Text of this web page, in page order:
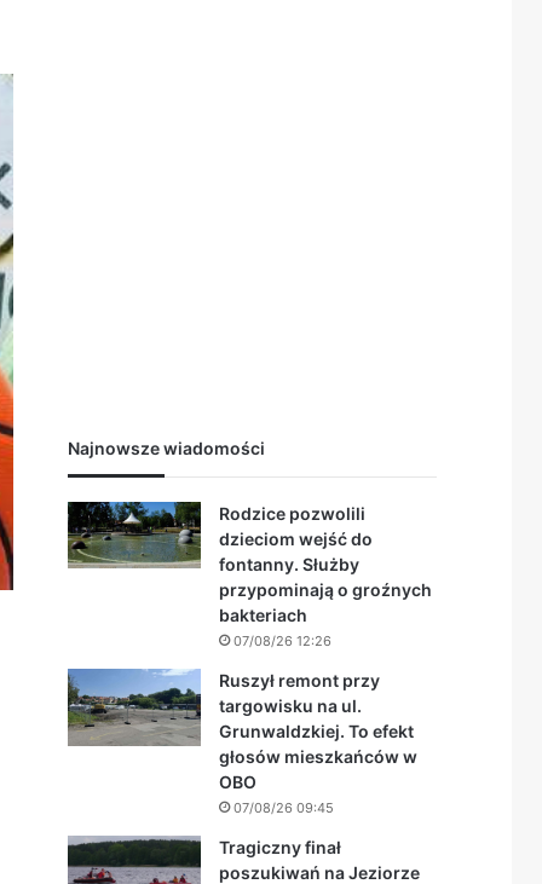
Najnowsze wiadomości
Rodzice pozwolili
dzieciom wejść do
fontanny. Służby
przypominają o groźnych
bakteriach
07/08/26 12:26
Ruszył remont przy
targowisku na ul.
Grunwaldzkiej. To efekt
głosów mieszkańców w
OBO
07/08/26 09:45
Tragiczny finał
poszukiwań na Jeziorze